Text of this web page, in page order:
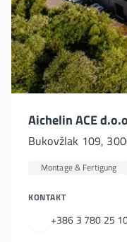
Aichelin ACE
Bukovžlak 109,
Montage & Fertigung
KONTAKT
+386 3 780 25